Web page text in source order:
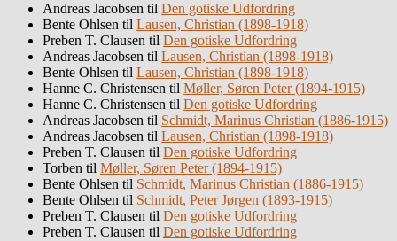
Andreas Jacobsen til Den gotiske Udfordring
Bente Ohlsen til Lausen, Christian (1898-1918)
Preben T. Clausen til Den gotiske Udfordring
Andreas Jacobsen til Lausen, Christian (1898-1918)
Bente Ohlsen til Lausen, Christian (1898-1918)
Hanne C. Christensen til Møller, Søren Peter (1894-1915)
Hanne C. Christensen til Den gotiske Udfordring
Andreas Jacobsen til Schmidt, Marinus Christian (1886-1915)
Andreas Jacobsen til Lausen, Christian (1898-1918)
Preben T. Clausen til Den gotiske Udfordring
Torben til Møller, Søren Peter (1894-1915)
Bente Ohlsen til Schmidt, Marinus Christian (1886-1915)
Bente Ohlsen til Schmidt, Peter Jørgen (1893-1915)
Preben T. Clausen til Den gotiske Udfordring
Preben T. Clausen til Den gotiske Udfordring